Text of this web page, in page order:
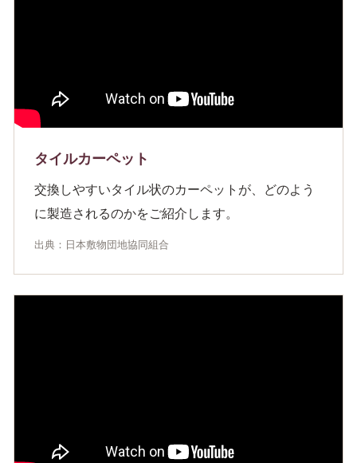
タイルカーペット
交換しやすいタイル状のカーペットが、どのよう
に製造されるのかをご紹介します。
出典：日本敷物団地協同組合